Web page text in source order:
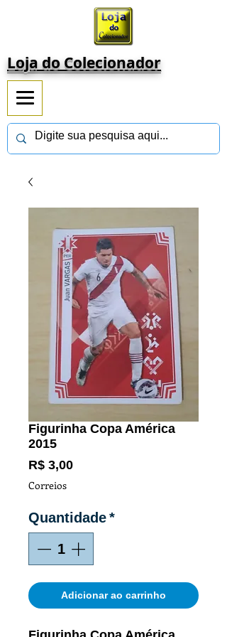
Loja do Colecionador
Figurinha Copa América
2015
R$ 3,00Preço
Correios
Quantidade*
Adicionar ao carrinho